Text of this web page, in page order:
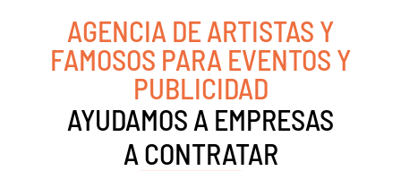
AGENCIA DE ARTISTAS Y
FAMOSOS PARA EVENTOS Y
PUBLICIDAD
AYUDAMOS A EMPRESAS
A CONTRATAR